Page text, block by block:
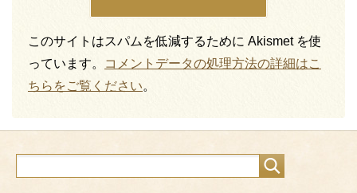
このサイトはスパムを低減するために Akismet を使
っています。
コメントデータの処理方法の詳細はこ
ちらをご覧ください。